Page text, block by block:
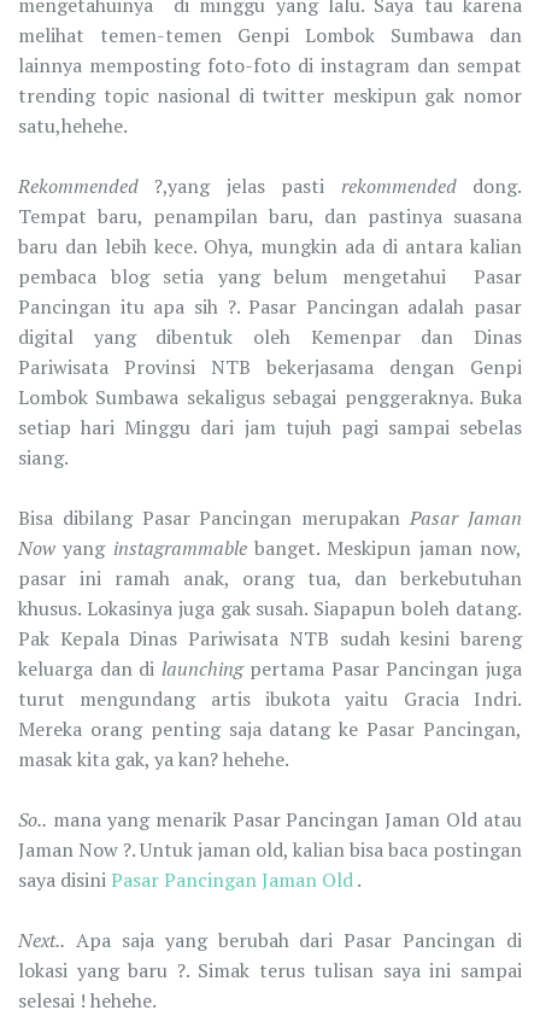
melihat temen-temen Genpi Lombok Sumbawa dan
lainnya memposting foto-foto di instagram dan sempat
trending topic nasional di twitter meskipun gak nomor
satu,hehehe.
Rekommended ?,yang jelas pasti rekommended dong.
Tempat baru, penampilan baru, dan pastinya suasana
baru dan lebih kece. Ohya, mungkin ada di antara kalian
pembaca blog setia yang belum mengetahui Pasar
Pancingan itu apa sih ?. Pasar Pancingan adalah pasar
digital yang dibentuk oleh Kemenpar dan Dinas
Pariwisata Provinsi NTB bekerjasama dengan Genpi
Lombok Sumbawa sekaligus sebagai penggeraknya. Buka
setiap hari Minggu dari jam tujuh pagi sampai sebelas
siang.
Bisa dibilang Pasar Pancingan merupakanPasar Jaman
Now yanginstagrammablebanget. Meskipun jaman now,
pasar ini ramah anak, orang tua, dan berkebutuhan
khusus. Lokasinya juga gak susah. Siapapun boleh datang.
Pak Kepala Dinas Pariwisata NTB sudah kesini bareng
keluarga dan di launchingpertama Pasar Pancingan juga
turut mengundang artis ibukota yaitu Gracia Indri.
Mereka orang penting saja datang ke Pasar Pancingan,
masak kita gak, ya kan? hehehe.
So.. mana yang menarik Pasar Pancingan Jaman Old atau
Jaman Now ?. Untuk jaman old, kalian bisa baca postingan
saya disiniPasar Pancingan Jaman Old.
Next.. Apa saja yang berubah dari Pasar Pancingan di
lokasi yang baru ?. Simak terus tulisan saya ini sampai
selesai ! hehehe.